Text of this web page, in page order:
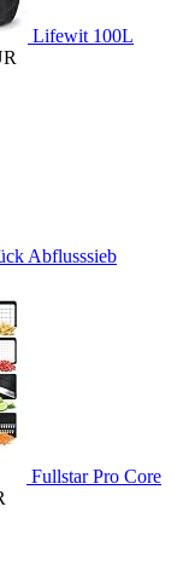
Lifewit 100L
Abflusssieb
Fullstar Pro Core